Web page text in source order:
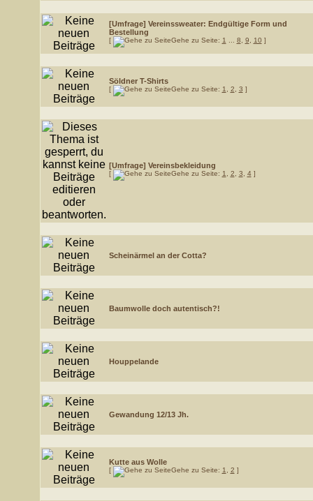
[Umfrage] Vereinssweater: Endgültige Form und
Bestellung
[ Gehe zu Seite: 1 8 9 10 ]
Söldner T-Shirts
[ Gehe zu Seite: 1 2 3 ]
[Umfrage] Vereinsbekleidung
[ Gehe zu Seite: 1 2 3 4]
Scheinärmel an der Cotta?
Baumwolle doch autentisch?!
Houppelande
Gewandung 12/13 Jh.
Kutte aus Wolle
[ Gehe zu Seite: 1 2 ]